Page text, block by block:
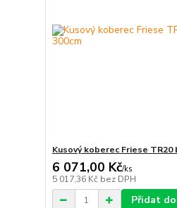
Kusový koberec Friese TR20
6 071,00 Kč/ks
5 017,36 Kč bez DPH
Přidat